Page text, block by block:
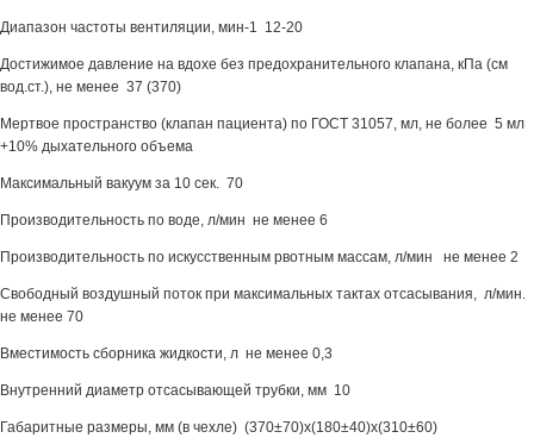
Диапазон частоты вентиляции, мин-1 12-20
Достижимое давление на вдохе без предохранительного клапана, кПа (см
вод.ст.), не менее 37 (370)
Мертвое пространство (клапан пациента) по ГОСТ 31057, мл, не более 5 мл
+10% дыхательного объема
Максимальный вакуум за 10 сек. 70
Производительность по воде, л/мин не менее 6
Производительность по искусственным рвотным массам, л/мин не менее 2
Свободный воздушный поток при максимальных тактах отсасывания, л/мин.
не менее 70
Вместимость сборника жидкости, л не менее 0,3
Внутренний диаметр отсасывающей трубки, мм 10
Габаритные размеры, мм (в чехле) (370±70)х(180±40)х(310±60)